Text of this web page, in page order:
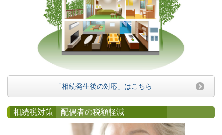
「相続発生後の対応」はこちら
相続税対策 配偶者の税額軽減